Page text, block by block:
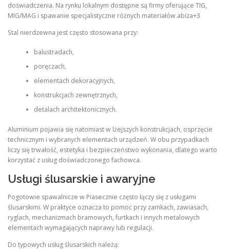
doświadczenia. Na rynku lokalnym dostępne są firmy oferujące TIG,
MIG/MAG i spawanie specjalistyczne różnych materiałów.abiza+3
Stal nierdzewna jest często stosowana przy:
balustradach,
poręczach,
elementach dekoracyjnych,
konstrukcjach zewnętrznych,
detalach architektonicznych.
Aluminium pojawia się natomiast w lżejszych konstrukcjach, osprzęcie
technicznym i wybranych elementach urządzeń. W obu przypadkach
liczy się trwałość, estetyka i bezpieczeństwo wykonania, dlatego warto
korzystać z usług doświadczonego fachowca.
Usługi ślusarskie i awaryjne
Pogotowie spawalnicze w Piasecznie często łączy się z usługami
ślusarskimi. W praktyce oznacza to pomoc przy zamkach, zawiasach,
ryglach, mechanizmach bramowych, furtkach i innych metalowych
elementach wymagających naprawy lub regulacji.
Do typowych usług ślusarskich należą: